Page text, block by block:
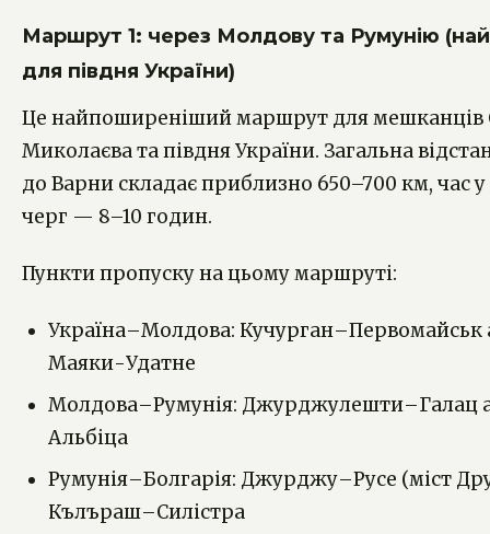
Маршрут 1: через Молдову та Румунію
для півдня України)
Це найпоширеніший маршрут для мешканців
Миколаєва та півдня України. Загальна
до Варни складає приблизно 650–700 км, час у
черг — 8–10 годин.
Пункти пропуску на цьому маршруті:
Україна–Молдова: Кучурган–Первомайськ
Маяки-Удатне
Молдова–Румунія: Джурджулешти–Галац
Альбіца
Румунія–Болгарія: Джурджу–Русе (міст
Кълъраш–Силістра